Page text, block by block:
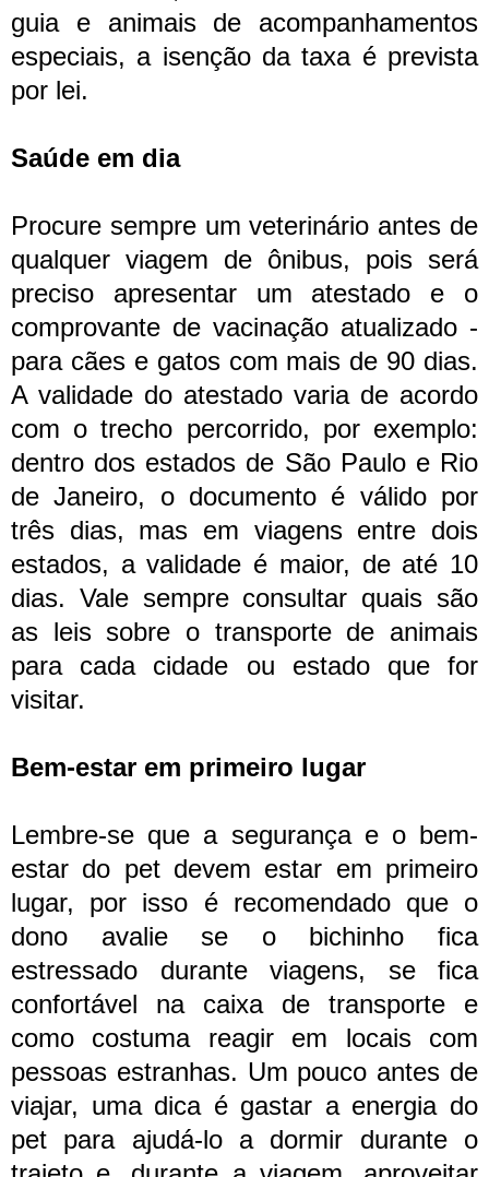
guia e animais de acompanhamentos
especiais, a isenção da taxa é prevista
por lei.
Saúde em dia
Procure sempre um veterinário antes de
qualquer viagem de ônibus, pois será
preciso apresentar um atestado e o
comprovante de vacinação atualizado -
para cães e gatos com mais de 90 dias.
A validade do atestado varia de acordo
com o trecho percorrido, por exemplo:
dentro dos estados de São Paulo e Rio
de Janeiro, o documento é válido por
três dias, mas em viagens entre dois
estados, a validade é maior, de até 10
dias. Vale sempre consultar quais são
as leis sobre o transporte de animais
para cada cidade ou estado que for
visitar.
Bem-estar em primeiro lugar
Lembre-se que a segurança e o bem-
estar do pet devem estar em primeiro
lugar, por isso é recomendado que o
dono avalie se o bichinho fica
estressado durante viagens, se fica
confortável na caixa de transporte e
como costuma reagir em locais com
pessoas estranhas. Um pouco antes de
viajar, uma dica é gastar a energia do
pet para ajudá-lo a dormir durante o